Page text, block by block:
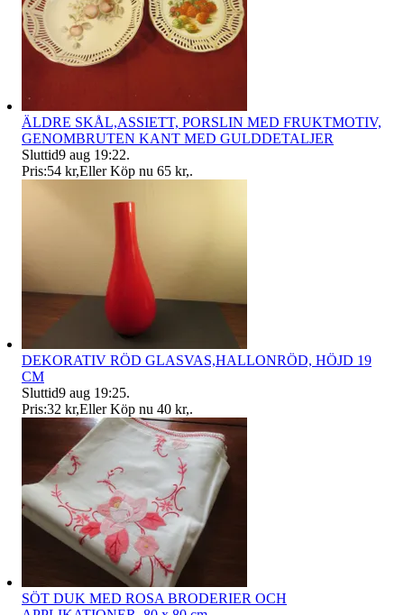
ÄLDRE SKÅL,ASSIETT, PORSLIN MED FRUKTMOTIV,
GENOMBRUTEN KANT MED GULDDETALJER
Sluttid9 aug 19:22.
Pris:54 kr,Eller Köp nu 65 kr,.
DEKORATIV RÖD GLASVAS,HALLONRÖD, HÖJD 19
CM
Sluttid9 aug 19:25.
Pris:32 kr,Eller Köp nu 40 kr,.
SÖT DUK MED ROSA BRODERIER OCH